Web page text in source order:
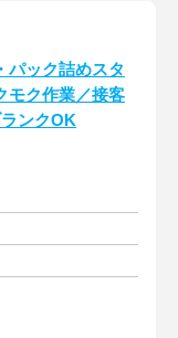
パック詰めスタ
モク作業／接客
ンクOK